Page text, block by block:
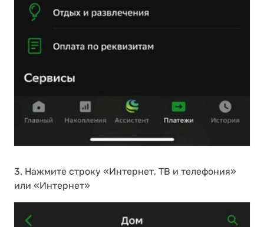
3. Нажмите строку «Интернет, ТВ и телефония»
или «Интернет»